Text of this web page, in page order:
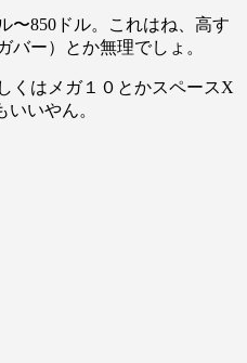
〜850ドル。これはね、高す
バー）とか無理でしょ。
くはメガ１０とかスペースX
いやん。